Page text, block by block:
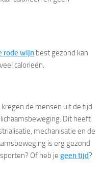
rode wijn best gezond kan
calorieën.
de mensen uit de tijd
Dit heeft
mechanisatie en de
is erg gezond
Of heb je geen tijd?